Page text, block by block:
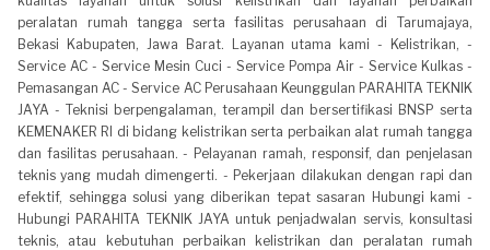
peralatan rumah tangga serta fasilitas perusahaan di Tarumajaya,
Bekasi Kabupaten, Jawa Barat. Layanan utama kami - Kelistrikan, -
Service AC - Service Mesin Cuci - Service Pompa Air - Service Kulkas -
Pemasangan AC - Service AC Perusahaan Keunggulan PARAHITA TEKNIK
JAYA - Teknisi berpengalaman, terampil dan bersertifikasi BNSP serta
KEMENAKER RI di bidang kelistrikan serta perbaikan alat rumah tangga
dan fasilitas perusahaan. - Pelayanan ramah, responsif, dan penjelasan
teknis yang mudah dimengerti. - Pekerjaan dilakukan dengan rapi dan
efektif, sehingga solusi yang diberikan tepat sasaran Hubungi kami -
Hubungi PARAHITA TEKNIK JAYA untuk penjadwalan servis, konsultasi
teknis, atau kebutuhan perbaikan kelistrikan dan peralatan rumah